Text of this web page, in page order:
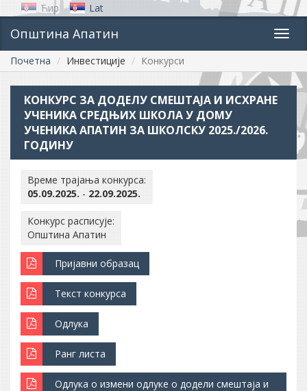
Ћир Lat
Општина Апатин
Почетна Инвестиције Конкурси
КОНКУРС ЗА ДОДЕЛУ СМЕШТАЈА И ИСХРАНЕ
УЧЕНИКА СРЕДЊИХ ШКОЛА У ДОМУ
УЧЕНИКА АПАТИН ЗА ШКОЛСКУ 2025./2026.
ГОДИНУ
Време трајања конкурса:
05.09.2025. - 22.09.2025.
Конкурс расписује:
Општина Апатин
Пријавни образац
Текст конкурса
Одлука
Ранг листа
Одлука о измени одлуке о додели смештаја и